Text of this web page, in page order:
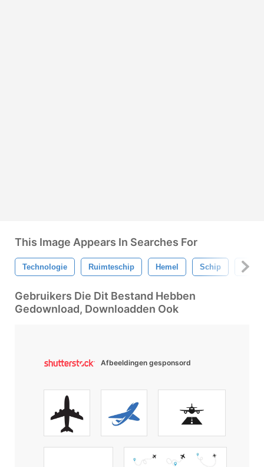
This Image Appears In Searches For
Technologie Ruimteschip Hemel Schip
Gebruikers Die Dit Bestand Hebben
Gedownload, Downloadden Ook
Afbeeldingen gesponsord